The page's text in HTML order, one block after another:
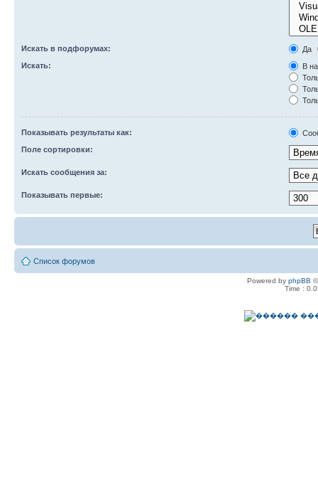
Искать в подфорумах:
Да
Искать:
В
Показывать результаты как:
Поле сортировки:
Искать сообщения за:
Показывать первые:
Список форумов
Powered by phpBB
Time :